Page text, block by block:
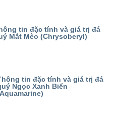
tin đặc tính và giá trị đá
Mắt Mèo (Chrysoberyl)
tin đặc tính và giá trị đá
Ngọc Xanh Biển